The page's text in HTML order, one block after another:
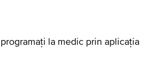
la medic prin aplicația